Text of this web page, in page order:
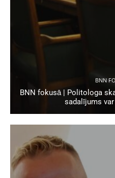
BNN
BNN fokusā | Politologa
sadalījums